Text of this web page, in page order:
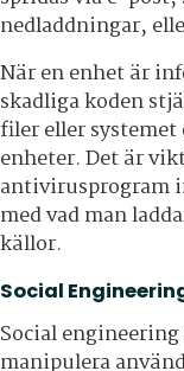
nedladdningar,
När en enhet är
skadliga koden
filer eller
enheter. Det är
antivirusprogram
med vad man
källor.
Social
Social
manipulera